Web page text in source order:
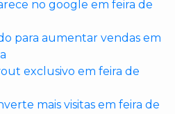
no google em feira de
para aumentar vendas em
exclusivo em feira de
mais visitas em feira de